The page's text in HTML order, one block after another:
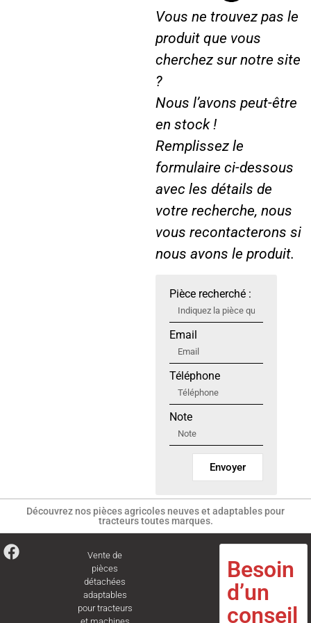
5
2
5
2
Vous ne trouvez pas le
produit que vous
cherchez sur notre site
?
Nous l’avons peut-être
en stock !
Remplissez le
formulaire ci-dessous
avec les détails de
votre recherche, nous
vous recontacterons si
nous avons le produit.
Pièce recherché :
Email
Téléphone
Note
Envoyer
Découvrez nos pièces agricoles neuves et adaptables pour
tracteurs toutes marques.
Vente de
pièces
détachées
adaptables
pour tracteurs
Besoin
d’un
conseil